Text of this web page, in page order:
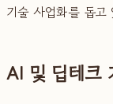
기술 사업화를 돕고
AI 및 딥테크